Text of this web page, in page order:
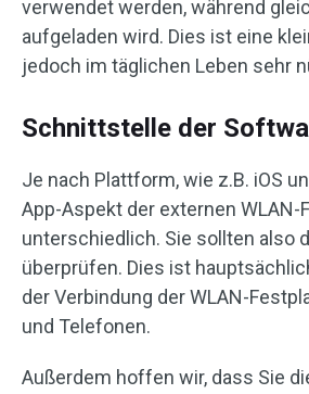
verwendet werden, während
aufgeladen wird. Dies ist eine
jedoch im täglichen Leben sehr
Schnittstelle der
Je nach Plattform, wie z.B. iOS
App-Aspekt der externen WLAN-
unterschiedlich. Sie sollten also
überprüfen. Dies ist
der Verbindung der WLAN-
und Telefonen.
Außerdem hoffen wir, dass Sie